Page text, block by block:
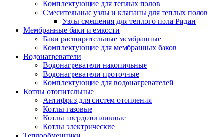
Комплектующие для теплых полов
Смесительные узлы и клапаны для теплых полов
Узлы смешения для теплого пола Ридан
Мембранные баки и емкости
Баки расширительные мембранные
Комплектующие для мембранных баков
Водонагреватели
Водонагреватели накопильные
Водонагреватели проточные
Комплектующие для водонагревателей
Котлы отопительные
Антифриз для систем отопления
Котлы газовые
Котлы твердотопливные
Котлы электрические
Теплообменники